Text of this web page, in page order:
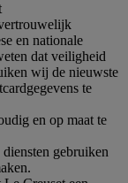
en nationale
dat veiligheid
wij de nieuwste
te
en op maat te
gebruiken